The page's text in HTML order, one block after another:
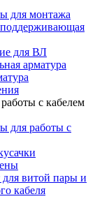
для монтажа
для ВЛ
арматура
с кабелем
для работы с
витой пары и
кабеля